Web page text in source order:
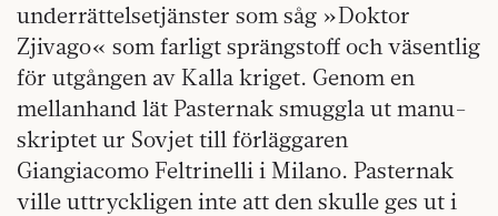
underrättelsetjänster som såg »Doktor
Zjivago« som farligt sprängstoff och väsentlig
för utgången av Kalla kriget. Genom en
mellanhand lät Pasternak smuggla ut manu-
skriptet ur Sovjet till förläggaren
Giangiacomo Feltrinelli i Milano. Pasternak
ville uttryckligen inte att den skulle ges ut i